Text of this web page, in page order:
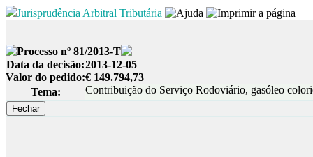
Jurisprudência Arbitral Tributária
Processo nº 81/2013-T
Data da decisão:2013-12-05
Valor do pedido:€ 149.794,73
Tema:
Contribuição do Serviço Rodoviário, gasóleo